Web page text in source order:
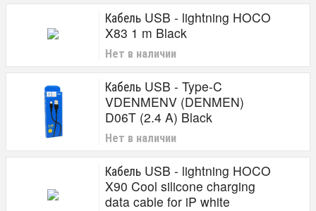
Кабель USB - lightning HOCO
X83 1 m Black
Нет в наличии
Кабель USB - Type-C
VDENMENV (DENMEN)
D06T (2.4 A) Black
Нет в наличии
Кабель USB - lightning HOCO
X90 Cool silicone charging
data cable for iP white